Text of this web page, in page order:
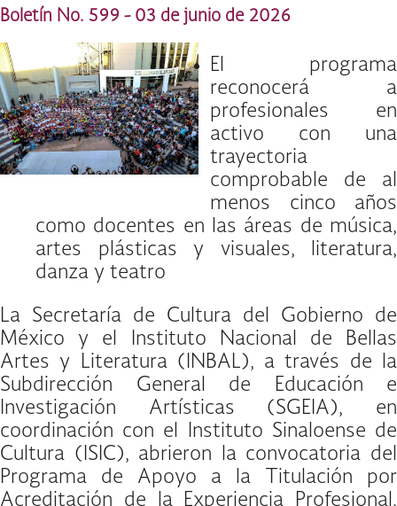
Boletín No. 599 - 03 de junio de 2026
El programa
reconocerá a
profesionales en
activo con una
trayectoria
comprobable de al
menos cinco años
como docentes en las áreas de música,
artes plásticas y visuales, literatura,
danza y teatro
La Secretaría de Cultura del Gobierno de
México y el Instituto Nacional de Bellas
Artes y Literatura (INBAL), a través de la
Subdirección General de Educación e
Investigación Artísticas (SGEIA), en
coordinación con el Instituto Sinaloense de
Cultura (ISIC), abrieron la convocatoria del
Programa de Apoyo a la Titulación por
Acreditación de la Experiencia Profesional,